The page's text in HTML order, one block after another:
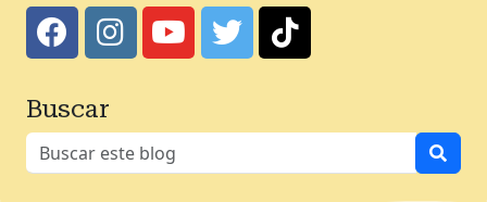
Buscar